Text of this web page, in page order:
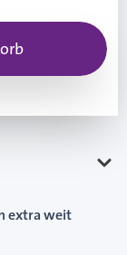
extra weit